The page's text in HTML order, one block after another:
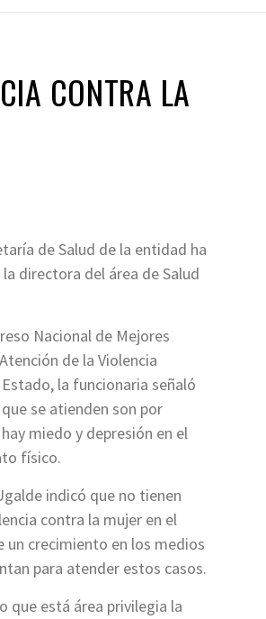
CONTRA LA
de Salud de la entidad ha
directora del área de Salud
Nacional de Mejores
de la Violencia
la funcionaria señaló
se atienden son por
miedo y depresión en el
físico.
indicó que no tienen
contra la mujer en el
un crecimiento en los medios
para atender estos casos.
que está área privilegia la